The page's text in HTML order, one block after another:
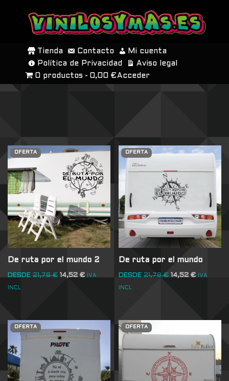
SALTAR
CONTENIDO
Tienda Contacto
Mi cuenta
Política de Privacidad
Aviso legal
0 productos
0,00 € Acceder
OFERTA
De ruta por el mundo 2
DESDE 21,78€ 14,52 € IVA
INCL
OFERTA
De ruta por el mundo
DESDE 21,78€ 14,52€ IVA
INCL
OFERTA OFERTA